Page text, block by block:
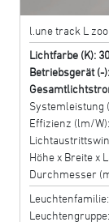
l.une track L
Lichtfarbe (K):
Betriebsgerät (-
Systemleistung
Effizienz (lm/
Höhe x Breite x
Durchmesser